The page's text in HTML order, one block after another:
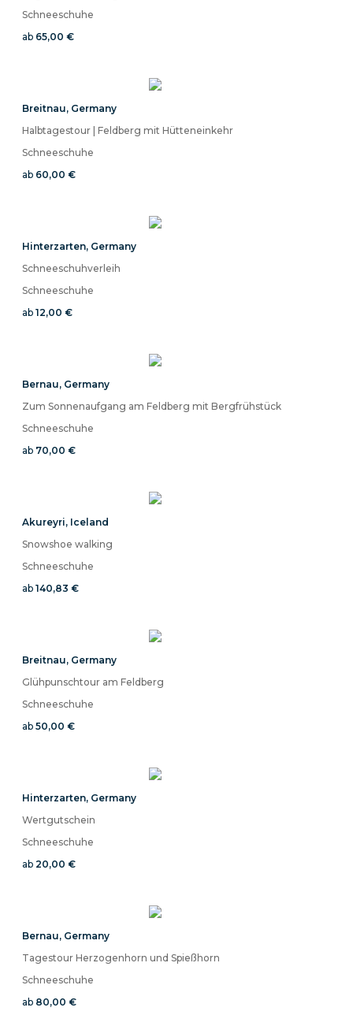
Schneeschuhe
ab 65,00 €
Breitnau, Germany
Halbtagestour | Feldberg mit Hütteneinkehr
Schneeschuhe
ab 60,00 €
Hinterzarten, Germany
Schneeschuhverleih
Schneeschuhe
ab 12,00 €
Bernau, Germany
Zum Sonnenaufgang am Feldberg mit Bergfrühstück
Schneeschuhe
ab 70,00 €
Akureyri, Iceland
Snowshoe walking
Schneeschuhe
ab 140,83 €
Breitnau, Germany
Glühpunschtour am Feldberg
Schneeschuhe
ab 50,00 €
Hinterzarten, Germany
Wertgutschein
Schneeschuhe
ab 20,00 €
Bernau, Germany
Tagestour Herzogenhorn und Spießhorn
Schneeschuhe
ab 80,00 €